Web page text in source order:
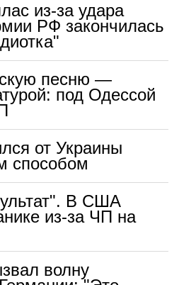
из-за удара
РФ закончилась
песню —
под Одессой
от Украины
способом
В США
из-за ЧП на
волну